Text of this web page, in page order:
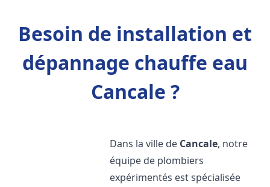
Besoin de installation et
dépannage chauffe eau
Cancale ?
Dans la ville de Cancale, notre
équipe de plombiers
expérimentés est spécialisée